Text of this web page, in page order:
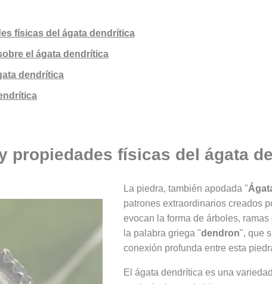
físicas del ágata dendrítica
el ágata dendrítica
dendrítica
propiedades físicas del ágata
La piedra, también apodada "
patrones extraordinarios creados
evocan la forma de árboles,
la palabra griega "dendron", que
conexión profunda entre esta
El ágata dendrítica es una